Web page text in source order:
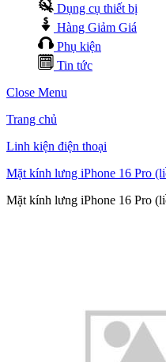
Dụng cụ thiết bị
Hàng Giảm Giá
Phụ kiện
Tin tức
Close Menu
Trang chủ
Linh kiện điện thoại
Mặt kính lưng iPhone 16 Pro
Mặt kính lưng iPhone 16 Pro